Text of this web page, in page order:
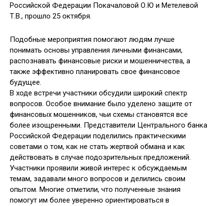
Российской Федерации Покачаловой О.Ю и Метелевой
Т.В., прошло 25 октября.
Подобные мероприятия помогают людям лучше
понимать основы управления личными финансами,
распознавать финансовые риски и мошенничества, а
также эффективно планировать свое финансовое
будущее.
В ходе встречи участники обсудили широкий спектр
вопросов. Особое внимание было уделено защите от
финансовых мошенников, чьи схемы становятся все
более изощренными. Представители Центрального банка
Российской Федерации поделились практическими
советами о том, как не стать жертвой обмана и как
действовать в случае подозрительных предложений.
Участники проявили живой интерес к обсуждаемым
темам, задавали много вопросов и делились своим
опытом. Многие отметили, что полученные знания
помогут им более уверенно ориентироваться в